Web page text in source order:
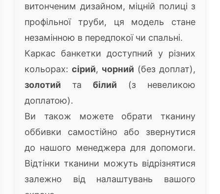
витонченим дизайном, міцній полиці з
профільної труби, ця модель стане
незамінною в передпокої чи спальні.
Каркас банкетки доступний у різних
кольорах: сірий, чорний (без доплат),
золотий та білий (з невеликою
доплатою).
Ви також можете обрати тканину
оббивки самостійно або звернутися
до нашого менеджера для допомоги.
Відтінки тканини можуть відрізнятися
залежно від налаштувань вашого